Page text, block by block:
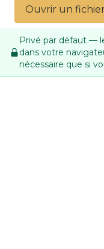
Ouvrir un
Privé par défaut —
dans votre
nécessaire que si